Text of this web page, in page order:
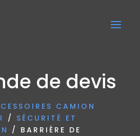
de devis
CAMION
/ SÉCURITÉ ET
/ BARRIÈRE DE